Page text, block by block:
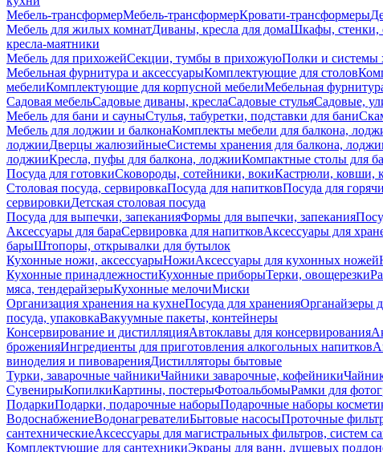
Мебель-трансформерМебель-трансформерКровати-трансформеры
Мебель для жилых комнатДиваны, кресла для домаШкафы, стенки,
кресла-маятники
Мебель для прихожейСекции, тумбы в прихожуюПолки и системы
Мебельная фурнитура и аксессуарыКомплектующие для столов
мебелиКомплектующие для корпусной мебелиМебельная
Садовая мебельСадовые диваны, креслаСадовые стульяСадовые,
Мебель для бани и сауныСтулья, табуретки, подставки для бани
Мебель для лоджии и балконаКомплекты мебели для балкона,
лоджииДверцы жалюзийныеСистемы хранения для балкона,
лоджииКресла, пуфы для балкона, лоджииКомпактные столы для
Посуда для готовкиСковороды, сотейники, вокиКастрюли, ковши,
Столовая посуда, сервировкаПосуда для напитковПосуда для
сервировкиДетская столовая посуда
Посуда для выпечки, запеканияФормы для выпечки, запекания
Аксессуары для бараСервировка для напитковАксессуары для
барыШтопоры, открывалки для бутылок
Кухонные ножи, аксессуарыНожиАксессуары для кухонных ножей
Кухонные принадлежностиКухонные приборыТерки, овощерезки
мяса, тендерайзерыКухонные мелочиМиски
Организация хранения на кухнеПосуда для храненияОрганайзеры
посуда, упаковкаВакуумные пакеты, контейнеры
Консервирование и дистилляцияАвтоклавы для консервирования
броженияИнгредиенты для приготовления алкогольных напитков
виноделия и пивоваренияДистилляторы бытовые
Турки, заварочные чайникиЧайники заварочные, кофейники
СувенирыКопилкиКартины, постерыФотоальбомыРамки для
ПодаркиПодарки, подарочные наборыПодарочные наборы
ВодоснабжениеВодонагревателиБытовые насосыПроточные
сантехническиеАксессуары для магистральных фильтров, систем
Комплектующие для сантехникиЭкраны для ванн, душевых